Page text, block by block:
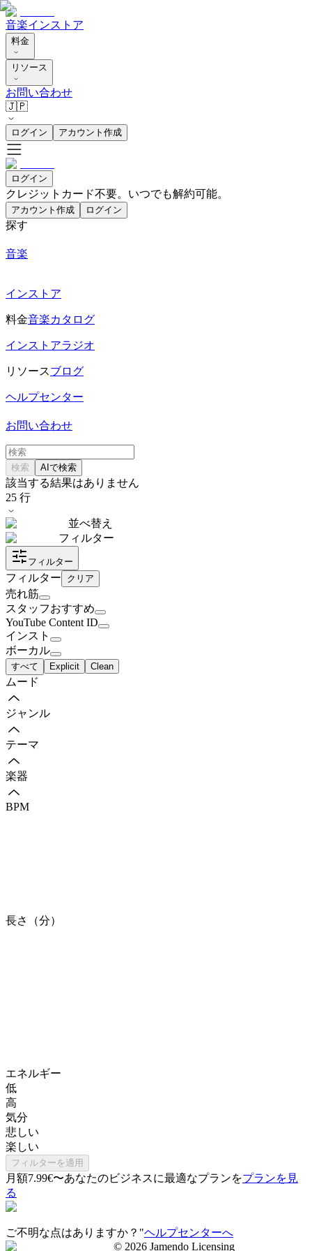
音楽インストア
料金
リソース
お問い合わせ
🇯🇵
ログイン アカウント作成
ログイン
クレジットカード不要。いつでも解約可能。
アカウント作成 ログイン
探す
音楽
インストア
料金音楽カタログ
インストアラジオ
リソースブログ
ヘルプセンター
お問い合わせ
検索 AIで検索
該当する結果はありません
25 行
並べ替え
フィルター
フィルター
フィルター クリア
売れ筋
スタッフおすすめ
YouTube Content ID
インスト
ボーカル
すべて Explicit Clean
ムード
ジャンル
テーマ
楽器
BPM
長さ（分）
エネルギー
低
高
気分
悲しい
楽しい
フィルターを適用
月額7.99€〜あなたのビジネスに最適なプランをプランを見
る
ご不明な点はありますか？"ヘルプセンターへ
© 2026 Jamendo Licensing